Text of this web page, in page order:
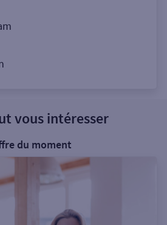
vous intéresser
du moment